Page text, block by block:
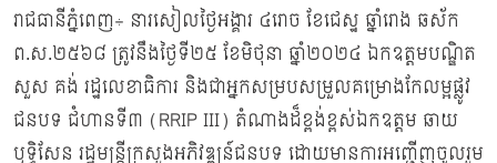
រាជធានីភ្នំពេញ÷ នារសៀលថ្ងៃអង្គារ ៤រោច ខែជេស្ឋ ឆ្នាំរោង ឆស័ក
ព.ស.២៥៦៨ ត្រូវនឹងថ្ងៃទី២៥ ខែមិថុនា ឆ្នាំ២០២៤ ឯកឧត្តមបណ្ឌិត
សួស គង់ រដ្ឋលេខាធិការ និងជាអ្នកសម្របសម្រួលគម្រោងកែលម្អផ្លូវ
ជនបទ ជំហានទី៣ (RRIP III) តំណាងដ៏ខ្ពង់ខ្ពស់ឯកឧត្តម ឆាយ
ឫទ្ធិសែន រដ្ឋមន្ត្រីក្រសួងអភិវឌ្ឍន៍ជនបទ ដោយមានការអញ្ជើញចូលរួម